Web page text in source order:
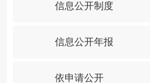
信息公开制度
信息公开年报
依申请公开